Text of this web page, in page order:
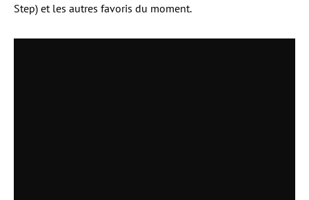
Step) et les autres favoris du moment.